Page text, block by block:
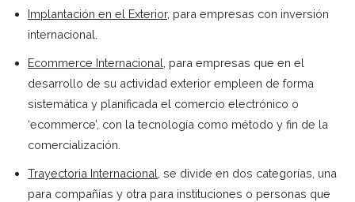
Implantación en el Exterior, para empresas con inversión
internacional.
Ecommerce Internacional , para empresas que en el
desarrollo de su actividad exterior empleen de forma
sistemática y planificada el comercio electrónico o
‘ecommerce’, con la tecnología como método y fin de la
comercialización.
Trayectoria Internacional , se divide en dos categorías, una
para compañías y otra para instituciones o personas que